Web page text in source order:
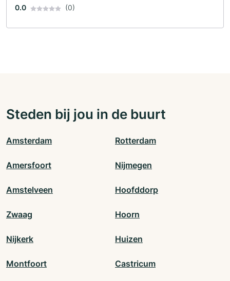
0.0 (0)
Steden bij jou in de buurt
Amsterdam Rotterdam
Amersfoort Nijmegen
Amstelveen Hoofddorp
Zwaag Hoorn
Nijkerk Huizen
Montfoort Castricum